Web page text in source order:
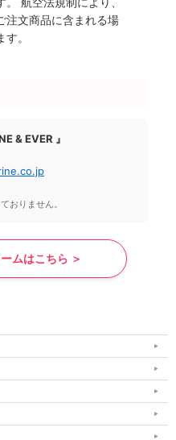
注文商品に含まれる場
。
& EVER 』
おりません。
ムはこちら ＞